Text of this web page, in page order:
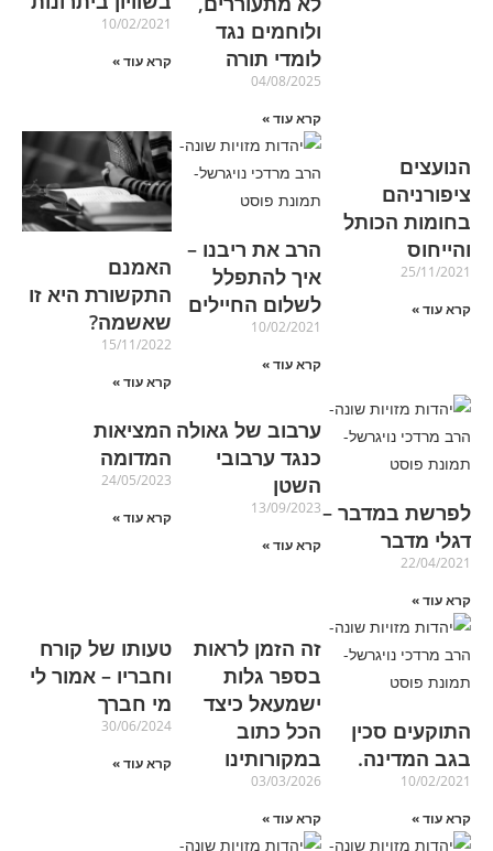
ולוחמים נגד
לומדי תורה
04/08/2025
קרא עוד »
10/02/2021
קרא עוד »
הנועצים
ציפורניהם
בחומות הכותל
והייחוס
25/11/2021
קרא עוד »
הרב את ריבנו –
איך להתפלל
לשלום החיילים
10/02/2021
קרא עוד »
האמנם
התקשורת היא זו
שאשמה?
15/11/2022
קרא עוד »
לפרשת במדבר –
דגלי מדבר
22/04/2021
קרא עוד »
ערבוב של גאולה
כנגד ערבובי
השטן
13/09/2023
קרא עוד »
המציאות
המדומה
24/05/2023
קרא עוד »
התוקעים סכין
בגב המדינה.
10/02/2021
קרא עוד »
זה הזמן לראות
בספר גלות
ישמעאל כיצד
הכל כתוב
במקורותינו
03/03/2026
קרא עוד »
טעותו של קורח
וחבריו – אמור לי
מי חברך
30/06/2024
קרא עוד »